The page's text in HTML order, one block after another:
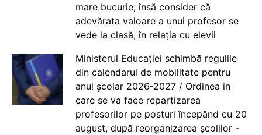
mare bucurie, însă consider că
adevărata valoare a unui profesor se
vede la clasă, în relația cu elevii
Ministerul Educației schimbă regulile
din calendarul de mobilitate pentru
anul școlar 2026-2027 / Ordinea în
care se va face repartizarea
profesorilor pe posturi începând cu 20
august, după reorganizarea școlilor -